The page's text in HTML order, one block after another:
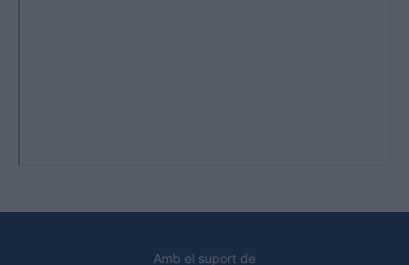
Amb el suport de